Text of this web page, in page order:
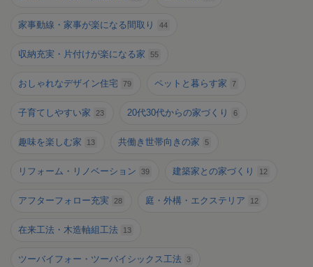
家事動線・家事が楽になる間取り 44
収納充実・片付けが楽になる家 55
おしゃれなデザイン住宅 79 ペットと暮らす家 7
子育てしやすい家 23 20代30代からの家づくり 6
趣味を楽しむ家 13 共働き世帯向きの家 5
リフォーム・リノベーション 39 建築家との家づくり 12
アフターフォロー充実 28 庭・外構・エクステリア 12
在来工法・木造軸組工法 13
ツーバイフォー・ツーバイシックス工法 3